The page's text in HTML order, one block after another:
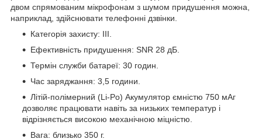
двом спрямованим мікрофонам з шумом придушення можна,
наприклад, здійснювати телефонні дзвінки.
Категорія захисту: III.
Ефективність придушення: SNR 28 дБ.
Термін служби батареї: 30 годин.
Час заряджання: 3,5 години.
Літій-полімерний (Li-Po) Акумулятор ємністю 750 мАг
дозволяє працювати навіть за низьких температур і
відрізняється високою механічною міцністю.
Вага: близько 350 г.